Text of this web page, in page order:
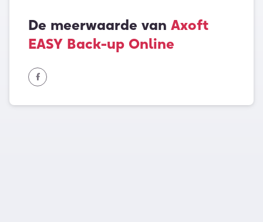
De meerwaarde van Axoft
EASY Back-up Online